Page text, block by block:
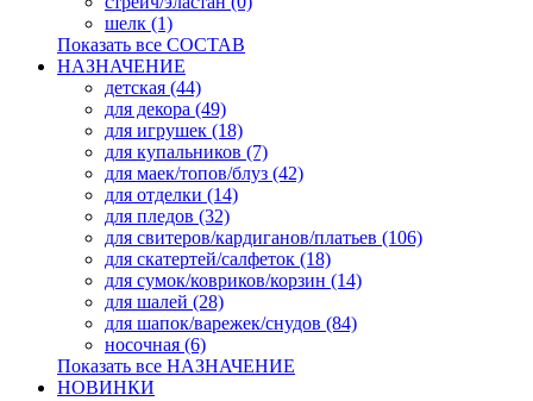
шелк (1)
Показать все СОСТАВ
НАЗНАЧЕНИЕ
детская (44)
для декора (49)
для игрушек (18)
для купальников (7)
для маек/топов/блуз (42)
для отделки (14)
для пледов (32)
для свитеров/кардиганов/платьев (106)
для скатертей/салфеток (18)
для сумок/ковриков/корзин (14)
для шалей (28)
для шапок/варежек/снудов (84)
носочная (6)
Показать все НАЗНАЧЕНИЕ
НОВИНКИ